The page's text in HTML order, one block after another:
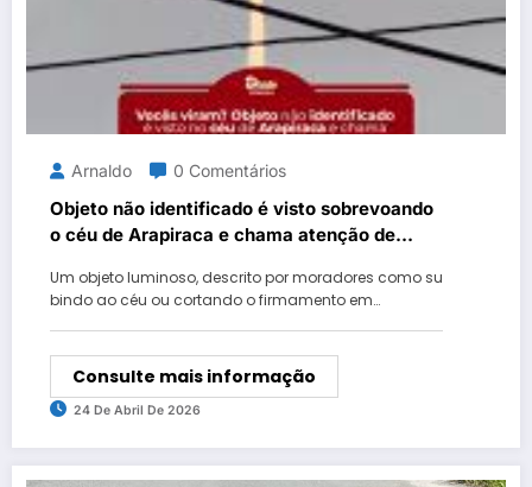
Arnaldo 0 Comentários
Objeto não identificado é visto sobrevoando
o céu de Arapiraca e chama atenção de
Um objeto luminoso, descrito por moradores como su
bindo ao céu ou cortando o firmamento em…
Consulte mais informação
24 De Abril De 2026